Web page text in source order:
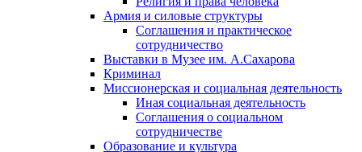
Армия и силовые структуры
Соглашения и практическое
сотрудничество
Выставки в Музее им. А.Сахарова
Криминал
Миссионерская и социальная деятельность
Иная социальная деятельность
Соглашения о социальном
сотрудничестве
Образование и культура